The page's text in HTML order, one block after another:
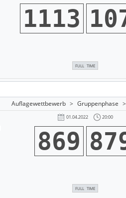
1113
FULL TIME
Auflagewettbewerb > Gruppenphase >
01.04.2022 20:00
869
FULL TIME